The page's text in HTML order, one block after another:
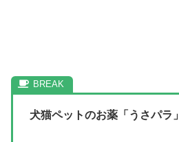
犬猫ペットのお薬「うさパラ」